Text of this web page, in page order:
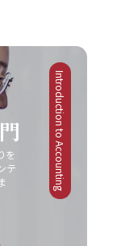
仕事で話が
た場合にも迅
可能となりま
要なのは、一
意図や認識を
トを実践し、
日常の業務に
築や業務効率
ミュニケーシ
ることが、
な要素とな
環境に応じ
、メール、オ
とに適したコ
ため、各媒体
柔軟な対応が
まえて、自己
シュアップし
とめ
ーション能
は具体的な
た。現代ビ
情報伝達で
他社との差別
場からの孤立
スト削減施策
招いた結果、
られまし
い方において
十分であり、
可欠であるこ
市場の創出
は、既存市
向上を図るこ
の注意点は単
理的・環境的
らの対策が必
早期に処理す
テムの導入も
、リマインダ
利用すること
ただし、こう
題と向き合
し癖 改善」
を
テ
Introduction to Accounting